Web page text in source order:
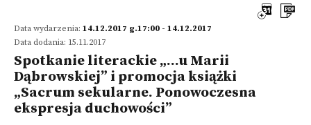
Data wydarzenia: 14.12.2017 g.17:00 - 14.12.2017
Data dodania: 15.11.2017
Spotkanie literackie „…u Marii
Dąbrowskiej” i promocja książki
„Sacrum sekularne. Ponowoczesna
ekspresja duchowości”